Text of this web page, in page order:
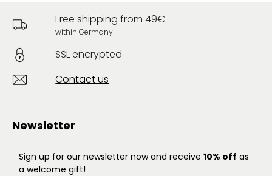
Free shipping from 49€
within Germany
SSL encrypted
Contact us
Newsletter
Sign up for our newsletter now and receive 10% off as
a welcome gift!